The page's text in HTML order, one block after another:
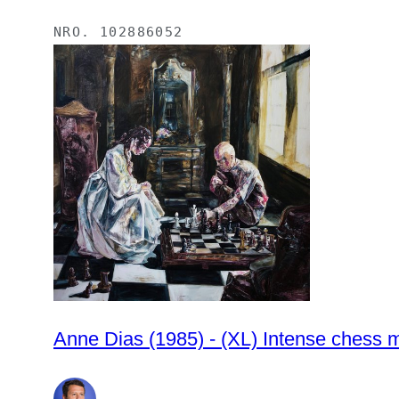
NRO. 102886052
Anne Dias (1985) - (XL) Intense chess